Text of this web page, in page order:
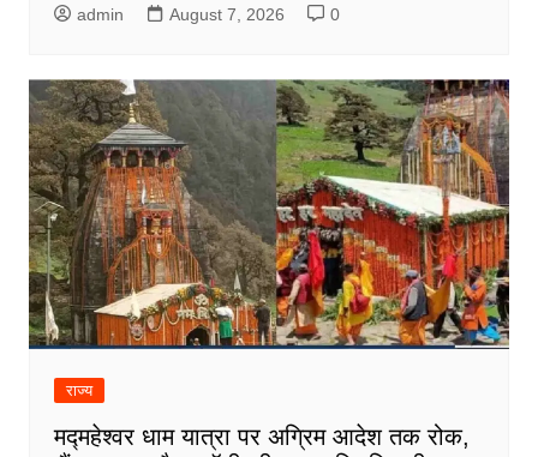
admin August 7, 2026 0
राज्य
मद्महेश्वर धाम यात्रा पर अग्रिम आदेश तक रोक,